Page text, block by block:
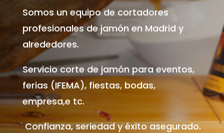
Somos un equipo de cortadores
profesionales de jamón en Madrid y
alrededores.
Servicio corte de jamón para eventos,
ferias (IFEMA), fiestas, bodas,
empresa,e tc.
Confianza, seriedad y éxito asegurado.